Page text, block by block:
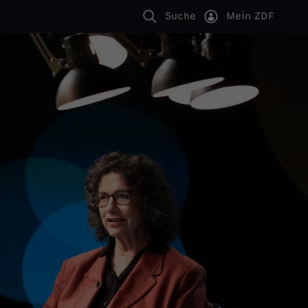
Suche Mein ZDF